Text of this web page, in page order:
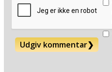
Udgiv kommentar❯